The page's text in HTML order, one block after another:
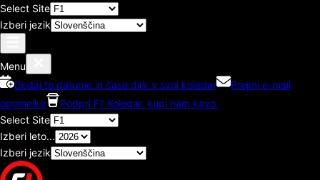
Select Site
Izberi jezik
Menu
Dodaj te datume in čase dirk v svoj koledar
Prejmi e-mail
opomnike
Podpri F1 Koledar, kupi nam kavo.
Select Site
Izberi leto...
Izberi jezik